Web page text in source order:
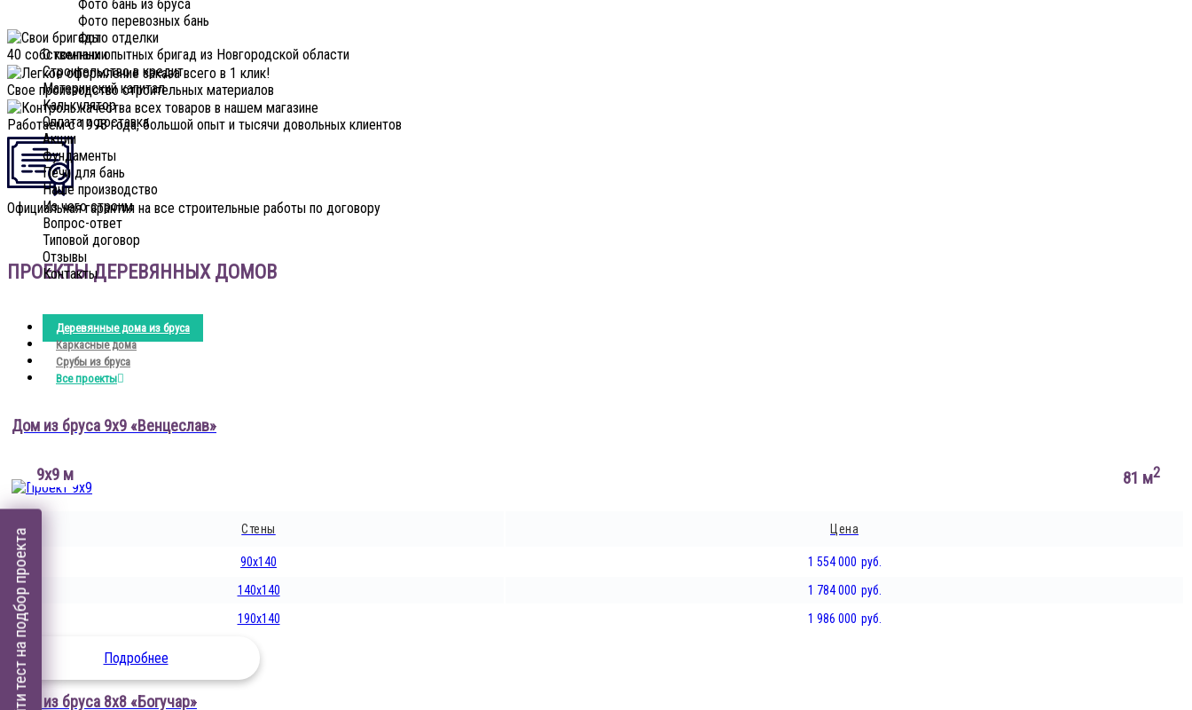
Фото бань из бруса
Фото перевозных бань
Фото отделки
О компании
Строительство в кредит
Материнский капитал
Калькулятор
Оплата и доставка
Акции
Фундаменты
Печи для бань
Наше производство
Из чего строим
Вопрос-ответ
Типовой договор
Отзывы
Контакты
40 собственных опытных бригад из Новгородской области
Свое производство строительных материалов
Работаем с 1998 года, большой опыт и тысячи довольных клиентов
Официальная гарантия на все строительные работы по договору
ПРОЕКТЫ ДЕРЕВЯННЫХ ДОМОВ
Деревянные дома из бруса
Каркасные дома
Срубы из бруса
Все проекты
Дом из бруса 9х9 «Венцеслав»
9х9 м 81 м2
Стены Цена
90x140 1 554 000 руб.
140x140
1 784 000 руб.
190x140
1 986 000 руб.
Подробнее
Дом из бруса 8х8 «Богучар»
Пройти тест на подбор проекта